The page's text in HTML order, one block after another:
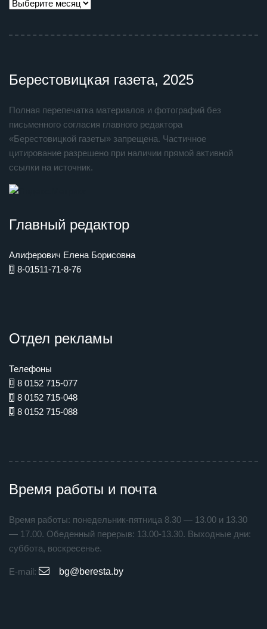
Берестовицкая газета, 2025
Полная перепечатка материалов и фотографий без
письменного согласия главного редактора
«Берестовицкой газеты» запрещена. Частичное
цитирование разрешено при наличии прямой активной
ссылки на источник.
Главный редактор
Алиферович Елена Борисовна
8-01511-71-8-76
Отдел рекламы
Телефоны
8 0152 715-077
8 0152 715-048
8 0152 715-088
Время работы и почта
Время работы: понедельник-пятница 8.30 — 13.00 и 13.30
— 17.00. Обеденный перерыв: 13.00-13.30. Выходные дни:
суббота, воскресенье.
E-mail: bg@beresta.by